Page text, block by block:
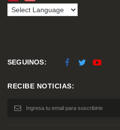
SEGUINOS:
RECIBE NOTICIAS: